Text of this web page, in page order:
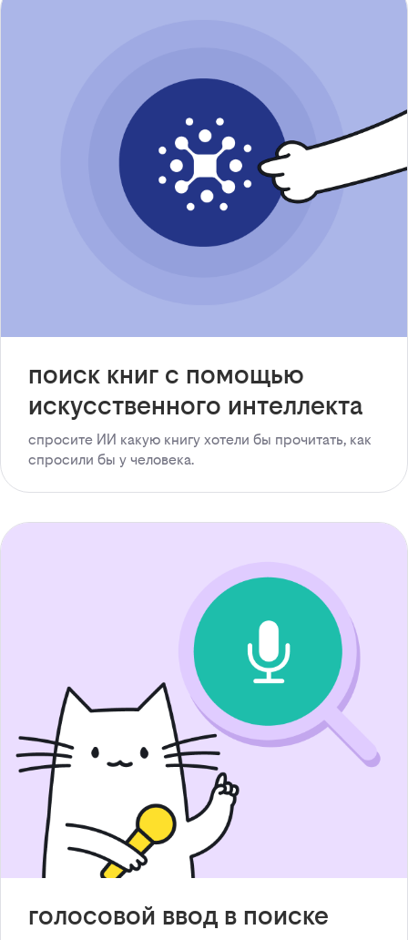
поиск книг с помощью
искусственного интеллекта
спросите ИИ какую книгу хотели бы прочитать, как
спросили бы у человека.
голосовой ввод в поиске